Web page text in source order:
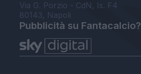
Via G. Porzio - CdN, Is. F4
80143, Napoli
Pubblicità su Fantacalcio?